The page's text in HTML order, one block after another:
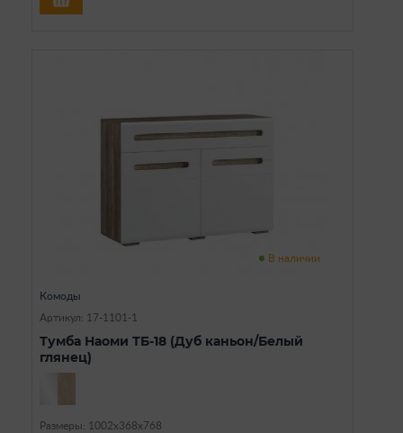
В наличии
Комоды
Артикул: 17-1101-1
Тумба Наоми ТБ-18 (Дуб каньон/Белый
глянец)
Размеры: 1002х368х768